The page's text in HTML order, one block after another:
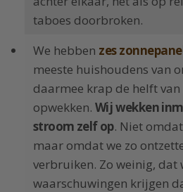
taboes doorbroken.
We hebben zes
meeste huishoudens van
daarmee krap de helft
opwekken. Wij wekken
stroom zelf op. Niet
maar omdat we zo
verbruiken. Zo weinig, dat
waarschuwingen krijgen